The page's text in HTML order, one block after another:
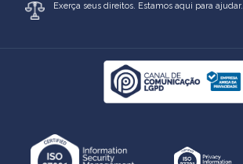
Exerça seus direitos. Estamos aqui para ajudar.